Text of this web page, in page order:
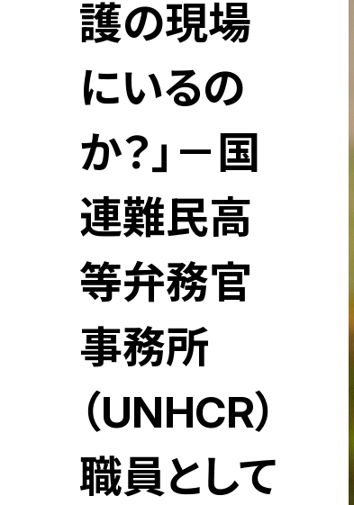
護の現場
にいるの
か？」－国
連難民高
等弁務官
事務所
（UNHCR）
職員として